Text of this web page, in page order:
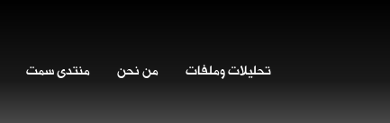
تحليلات وملفات من نحن منتدى سمت